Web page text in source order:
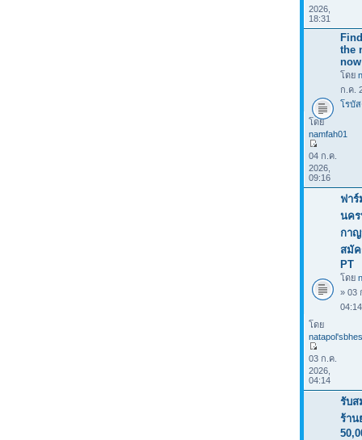
2026,
18:31
the
now
โดย
ก.ค.
โรบั
โดย
namfah01
04 ก.ค.
2026,
09:16
ฟาร์
นค
กาญ
สมัค
PT
โดย
» 03
โดย
03 ก.ค.
2026,
04:14
รับส
ร้าน